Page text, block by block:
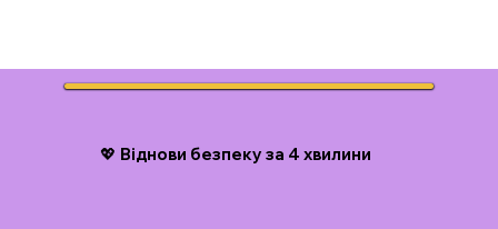
💖 Віднови безпеку за 4 хвилини